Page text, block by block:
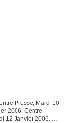
Presse, Mardi 10
2006. Centre
12 Janvier 2006. La